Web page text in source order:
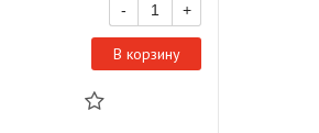
- +
В корзину